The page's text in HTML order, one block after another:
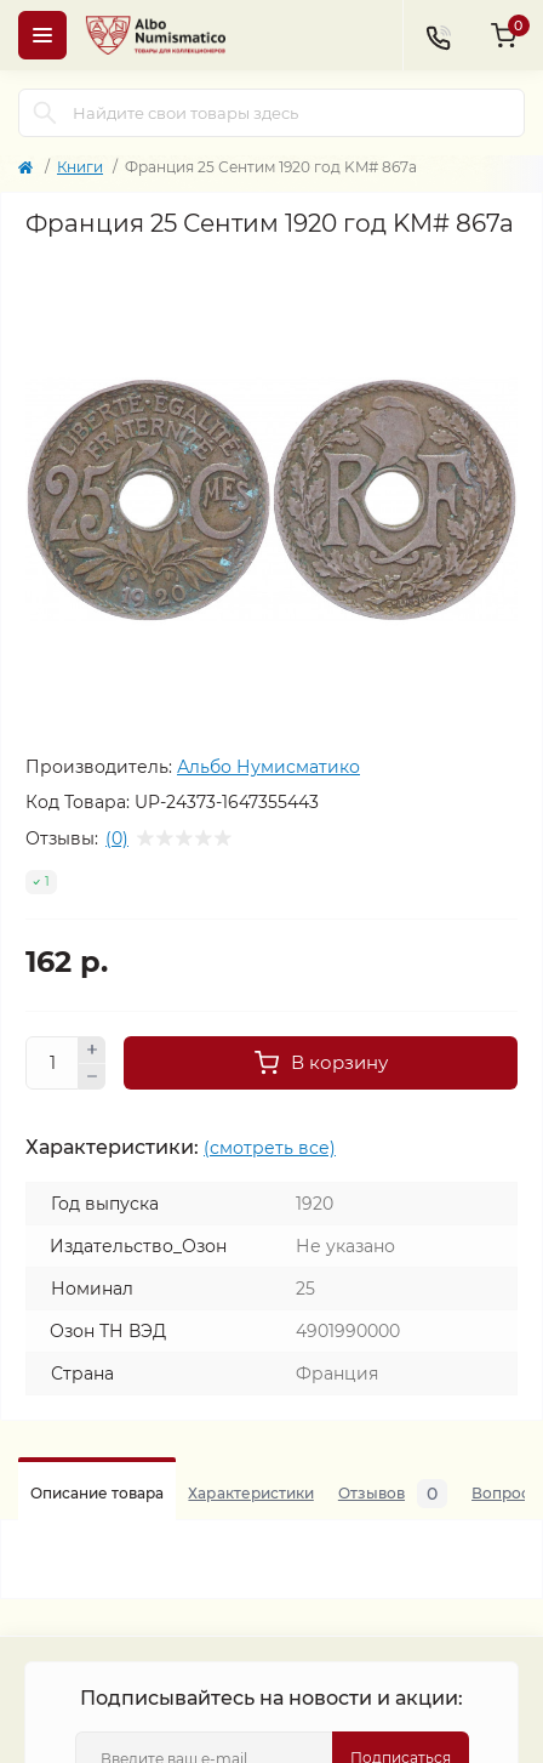
0
Книги Франция 25 Сентим 1920 год KM# 867a
Франция 25 Сентим 1920 год KM# 867a
Производитель: Альбо Нумисматико
Код Товара: UP-24373-1647355443
Отзывы: (0)
1
162 р.
В корзину
Характеристики: (смотреть все)
Год выпуска
1920
Издательство_Озон
Не указано
Номинал
25
Озон ТН ВЭД
4901990000
Страна
Франция
Описание товара Характеристики Отзывов 0 Вопросы
Подписывайтесь на новости и акции:
Подписаться